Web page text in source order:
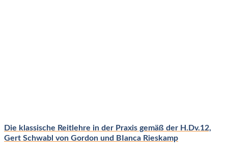
Die klassische Reitlehre in der Praxis gemäß der H.Dv.12,
Gert Schwabl von Gordon und BIanca Rieskamp